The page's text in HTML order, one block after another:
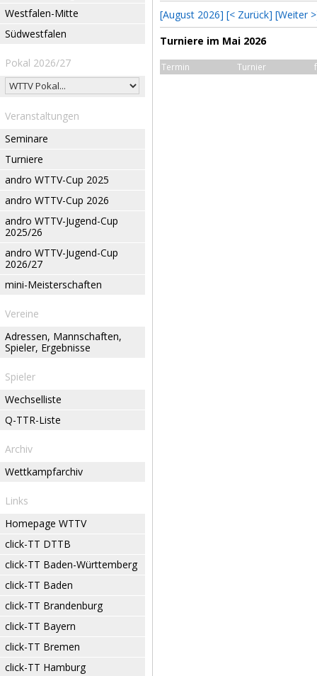
Westfalen-Mitte
Südwestfalen
Pokal 2026/27
Veranstaltungen
Seminare
Turniere
andro WTTV-Cup 2025
andro WTTV-Cup 2026
andro WTTV-Jugend-Cup
2025/26
andro WTTV-Jugend-Cup
2026/27
mini-Meisterschaften
Vereine
Adressen, Mannschaften,
Spieler, Ergebnisse
Spieler
Wechselliste
Q-TTR-Liste
Archiv
Wettkampfarchiv
Links
Homepage WTTV
click-TT DTTB
click-TT Baden-Württemberg
click-TT Baden
click-TT Brandenburg
click-TT Bayern
click-TT Bremen
click-TT Hamburg
[August 2026] [< Zurück] [Weiter
Turniere im Mai 2026
Termin Turnier